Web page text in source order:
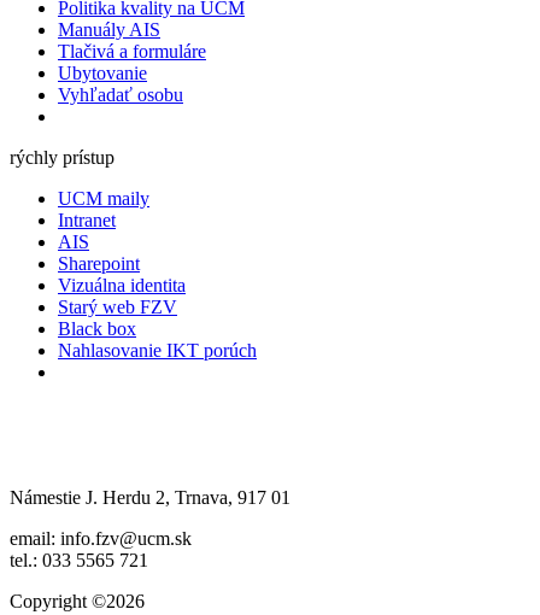
Politika kvality na UCM
Manuály AIS
Tlačivá a formuláre
Ubytovanie
Vyhľadať osobu
rýchly prístup
UCM maily
Intranet
AIS
Sharepoint
Vizuálna identita
Starý web FZV
Black box
Nahlasovanie IKT porúch
Námestie J. Herdu 2, Trnava, 917 01
email: info.fzv@ucm.sk
tel.: 033 5565 721
Copyright ©2026